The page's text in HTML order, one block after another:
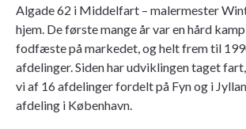
Algade 62 i Middelfart – malermester
hjem. De første mange år var en hård
fodfæste på markedet, og helt frem til
afdelinger. Siden har udviklingen taget
vi af 16 afdelinger fordelt på Fyn og i
afdeling i København.